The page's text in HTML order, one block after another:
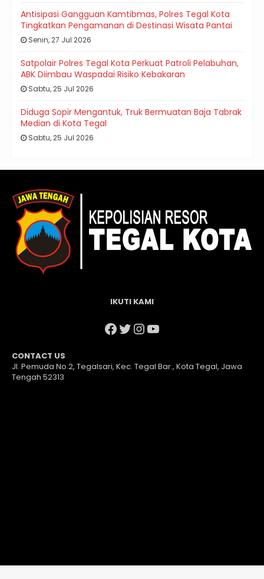
Antisipasi Gangguan Kamtibmas, Polres Tegal Kota
Tingkatkan Pengamanan di Destinasi Wisata Pantai
Senin, 27 Jul 2026
Satpolair Polres Tegal Kota Perkuat Patroli Pelabuhan,
ABK Diimbau Waspadai Risiko Kebakaran
Sabtu, 25 Jul 2026
Diduga Sopir Mengantuk, Truk Bermuatan Baja Tabrak
Median di Kota Tegal
Sabtu, 25 Jul 2026
IKUTI KAMI
Facebook
Twitter
Instagram
YouTube
CONTACT US
Jl. Pemuda No.2, Tegalsari, Kec. Tegal Bar., Kota Tegal, Jawa
Tengah 52313